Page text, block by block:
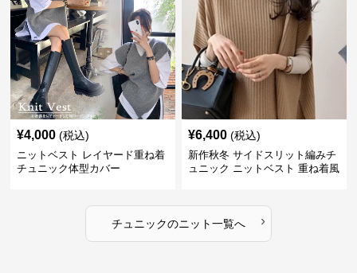
¥4,000 (税込)
ニットベスト レイヤード重ね着
チュニック体型カバー
¥6,400 (税込)
新作秋冬 サイドスリット編みチ
ュニック ニットベスト 重ね着風
チュニックのニット一覧へ ›